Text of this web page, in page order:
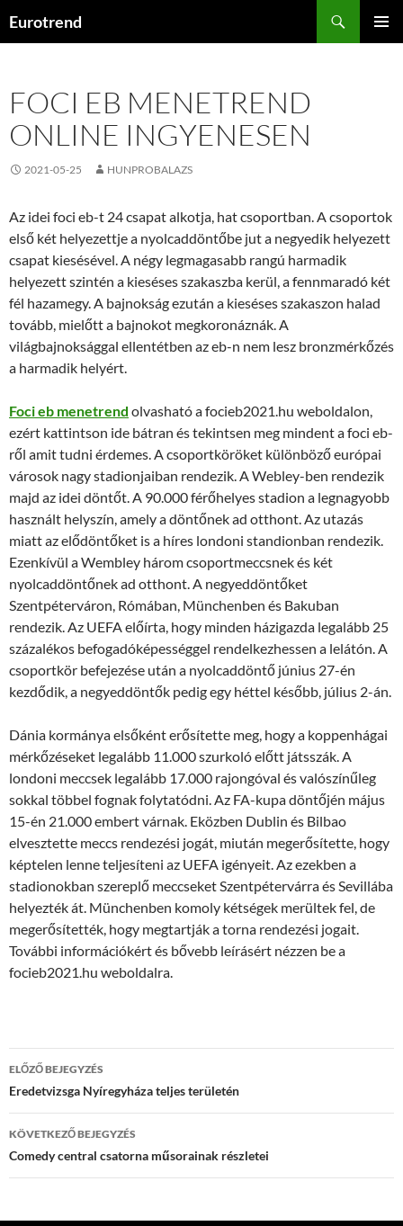
Eurotrend
FOCI EB MENETREND
ONLINE INGYENESEN
2021-05-25 HUNPROBALAZS
Az idei foci eb-t 24 csapat alkotja, hat csoportban. A csoportok
első két helyezettje a nyolcaddöntőbe jut a negyedik helyezett
csapat kiesésével. A négy legmagasabb rangú harmadik
helyezett szintén a kieséses szakaszba kerül, a fennmaradó két
fél hazamegy. A bajnokság ezután a kieséses szakaszon halad
tovább, mielőtt a bajnokot megkoronáznák. A
világbajnoksággal ellentétben az eb-n nem lesz bronzmérkőzés
a harmadik helyért.
Foci eb menetrend olvasható a focieb2021.hu weboldalon,
ezért kattintson ide bátran és tekintsen meg mindent a foci eb-
ről amit tudni érdemes. A csoportköröket különböző európai
városok nagy stadionjaiban rendezik. A Webley-ben rendezik
majd az idei döntőt. A 90.000 férőhelyes stadion a legnagyobb
használt helyszín, amely a döntőnek ad otthont. Az utazás
miatt az elődöntőket is a híres londoni standionban rendezik.
Ezenkívül a Wembley három csoportmeccsnek és két
nyolcaddöntőnek ad otthont. A negyeddöntőket
Szentpéterváron, Rómában, Münchenben és Bakuban
rendezik. Az UEFA előírta, hogy minden házigazda legalább 25
százalékos befogadóképességgel rendelkezhessen a lelátón. A
csoportkör befejezése után a nyolcaddöntő június 27-én
kezdődik, a negyeddöntők pedig egy héttel később, július 2-án.
Dánia kormánya elsőként erősítette meg, hogy a koppenhágai
mérkőzéseket legalább 11.000 szurkoló előtt játsszák. A
londoni meccsek legalább 17.000 rajongóval és valószínűleg
sokkal többel fognak folytatódni. Az FA-kupa döntőjén május
15-én 21.000 embert várnak. Eközben Dublin és Bilbao
elvesztette meccs rendezési jogát, miután megerősítette, hogy
képtelen lenne teljesíteni az UEFA igényeit. Az ezekben a
stadionokban szereplő meccseket Szentpétervárra és Sevillába
helyezték át. Münchenben komoly kétségek merültek fel, de
megerősítették, hogy megtartják a torna rendezési jogait.
További információkért és bővebb leírásért nézzen be a
focieb2021.hu weboldalra.
Bejegyzés
navigáció
ELŐZŐ BEJEGYZÉS
Eredetvizsga Nyíregyháza teljes területén
KÖVETKEZŐ BEJEGYZÉS
Comedy central csatorna műsorainak részletei